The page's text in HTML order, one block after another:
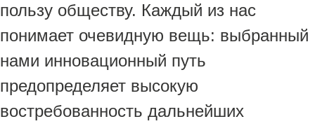
пользу обществу. Каждый из нас
понимает очевидную вещь: выбранный
нами инновационный путь
предопределяет высокую
востребованность дальнейших